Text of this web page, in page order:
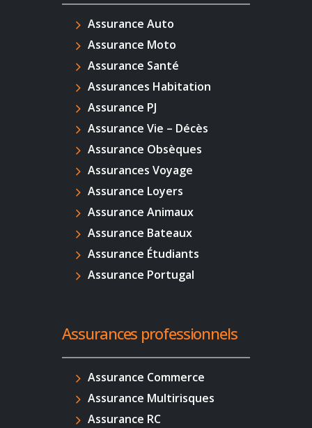
Assurance Auto
Assurance Moto
Assurance Santé
Assurances Habitation
Assurance PJ
Assurance Vie – Décès
Assurance Obsèques
Assurances Voyage
Assurance Loyers
Assurance Animaux
Assurance Bateaux
Assurance Étudiants
Assurance Portugal
Assurances professionnels
Assurance Commerce
Assurance Multirisques
Assurance RC